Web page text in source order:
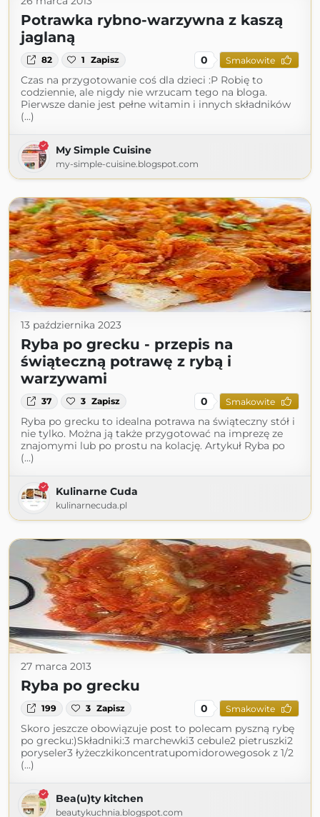
Potrawka rybno-warzywna z kaszą
jaglaną
82 1 Zapisz 0 Smakowite
Czas na przygotowanie coś dla dzieci :P Robię to
codziennie, ale nigdy nie wrzucam tego na bloga.
Pierwsze danie jest pełne witamin i innych składników
(...)
My Simple Cuisine
my-simple-cuisine.blogspot.com
13 października 2023
Ryba po grecku - przepis na
świąteczną potrawę z rybą i
warzywami
37 3 Zapisz 0 Smakowite
Ryba po grecku to idealna potrawa na świąteczny stół i
nie tylko. Można ją także przygotować na imprezę ze
znajomymi lub po prostu na kolację. Artykuł Ryba po
(...)
Kulinarne Cuda
kulinarnecuda.pl
27 marca 2013
Ryba po grecku
199 3 Zapisz 0 Smakowite
Skoro jeszcze obowiązuje post to polecam pyszną rybę
po grecku:)Składniki:3 marchewki3 cebule2 pietruszki2
poryseler3 łyżeczkikoncentratupomidorowegosok z 1/2
(...)
Bea(u)ty kitchen
beautykuchnia.blogspot.com